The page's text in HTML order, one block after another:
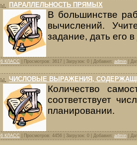
ПАРАЛЛЕЛЬНОСТЬ ПРЯМЫХ
В большинстве
вычислений.
задание, дать его
6 КЛАСС | Просмотров: 3617 | Загрузок: 0 | Добавил: admin |
ЧИСЛОВЫЕ ВЫРАЖЕНИЯ,
Количество
соответствует
планировании.
6 КЛАСС | Просмотров: 4456 | Загрузок: 0 | Добавил: admin |